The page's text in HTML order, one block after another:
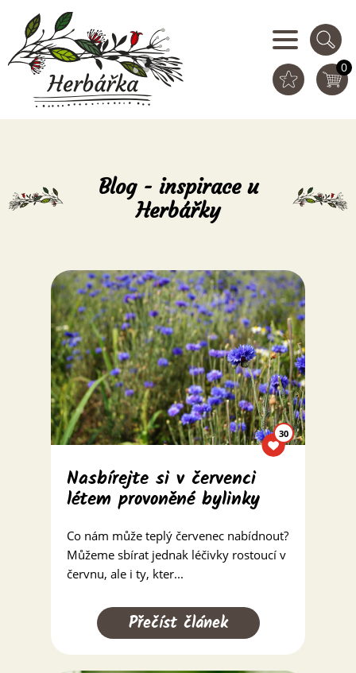
0
Blog - inspirace u
Herbářky
30
Nasbírejte si v červenci
létem provoněné bylinky
Co nám může teplý červenec nabídnout?
Můžeme sbírat jednak léčivky rostoucí v
červnu, ale i ty, kter...
Přečíst článek